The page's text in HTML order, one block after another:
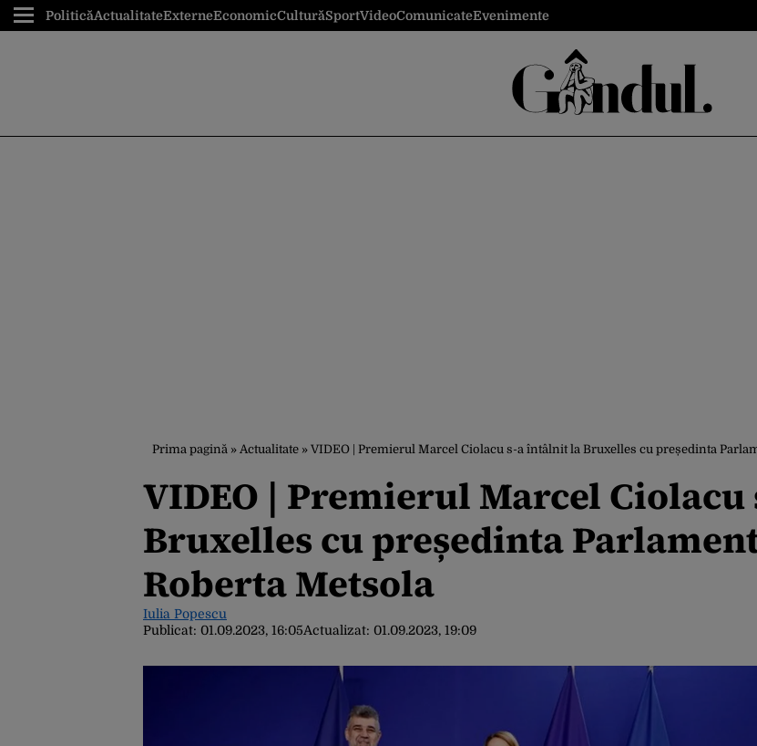
PoliticăActualitateExterneEconomicCulturăSportVideoComunicateEvenimente
Prima pagină » Actualitate » VIDEO | Premierul Marcel Ciolacu s-a întâlnit la Bruxelles cu președinta
VIDEO | Premierul Marcel
Bruxelles cu președinta
Roberta Metsola
Iulia Popescu
Publicat: 01.09.2023, 16:05Actualizat: 01.09.2023, 19:09